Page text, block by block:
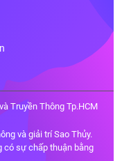
Truyền Thông Tp.HCM
và giải trí Sao Thủy.
có sự chấp thuận bằng